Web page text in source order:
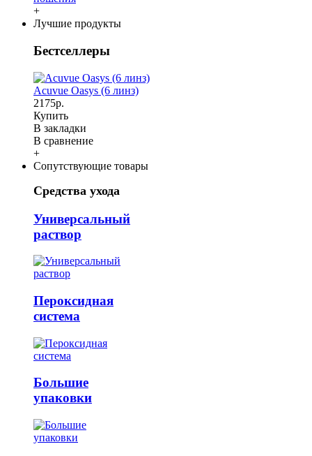
+
Лучшие продукты
Бестселлеры
Acuvue Oasys (6 линз)
2175р.
Купить
В закладки
В сравнение
+
Сопутствующие товары
Средства ухода
Универсальный
раствор
Пероксидная
система
Большие
упаковки